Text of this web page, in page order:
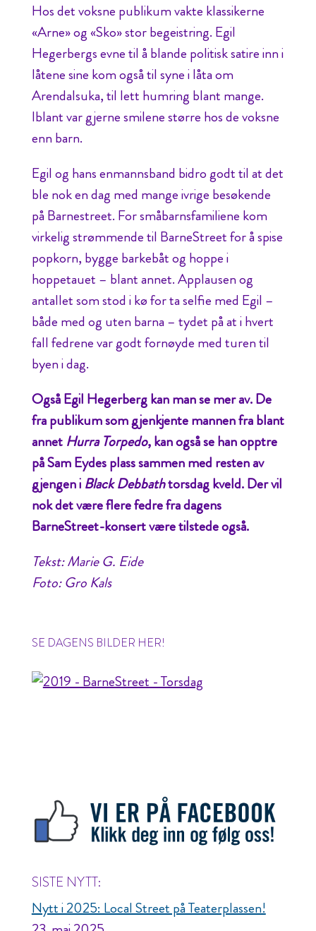
Hos det voksne publikum vakte klassikerne
«Arne» og «Sko» stor begeistring. Egil
Hegerbergs evne til å blande politisk satire inn i
låtene sine kom også til syne i låta om
Arendalsuka, til lett humring blant mange.
Iblant var gjerne smilene større hos de voksne
enn barn.
Egil og hans enmannsband bidro godt til at det
ble nok en dag med mange ivrige besøkende
på Barnestreet. For småbarnsfamiliene kom
virkelig strømmende til BarneStreet for å spise
popkorn, bygge barkebåt og hoppe i
hoppetauet – blant annet. Applausen og
antallet som stod i kø for ta selfie med Egil –
både med og uten barna – tydet på at i hvert
fall fedrene var godt fornøyde med turen til
byen i dag.
Også Egil Hegerberg kan man se mer av. De
fra publikum som gjenkjente mannen fra blant
annet Hurra Torpedo, kan også se han opptre
på Sam Eydes plass sammen med resten av
gjengen i Black Debbathtorsdag kveld. Der vil
nok det være flere fedre fra dagens
BarneStreet-konsert være tilstede også.
Tekst: Marie G. Eide
Foto: Gro Kals
SE DAGENS BILDER HER!
SISTE NYTT:
Nytt i 2025: Local Street på Teaterplassen!